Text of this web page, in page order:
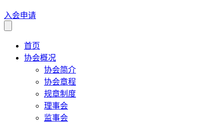
入会申请
首页
协会概况
协会简介
协会章程
规章制度
理事会
监事会